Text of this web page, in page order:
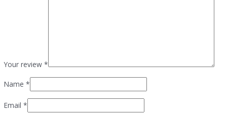
Your review *
Name *
Email *